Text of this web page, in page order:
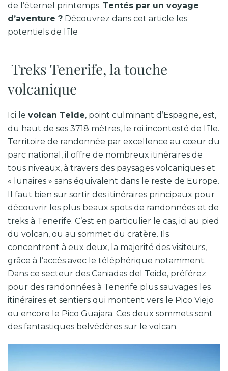
de l’éternel printemps. Tentés par un voyage
d’aventure ? Découvrez dans cet article les
potentiels de l’île
Treks Tenerife, la touche
volcanique
Ici le volcan Teide, point culminant d’Espagne, est,
du haut de ses 3718 mètres, le roi incontesté de l’île.
Territoire de randonnée par excellence au cœur du
parc national, il offre de nombreux itinéraires de
tous niveaux, à travers des paysages volcaniques et
« lunaires » sans équivalent dans le reste de Europe.
Il faut bien sur sortir des itinéraires principaux pour
découvrir les plus beaux spots de randonnées et de
treks à Tenerife. C’est en particulier le cas, ici au pied
du volcan, ou au sommet du cratère. Ils
concentrent à eux deux, la majorité des visiteurs,
grâce à l’accès avec le téléphérique notamment.
Dans ce secteur des Caniadas del Teide, préférez
pour des randonnées à Tenerife plus sauvages les
itinéraires et sentiers qui montent vers le Pico Viejo
ou encore le Pico Guajara. Ces deux sommets sont
des fantastiques belvédères sur le volcan.